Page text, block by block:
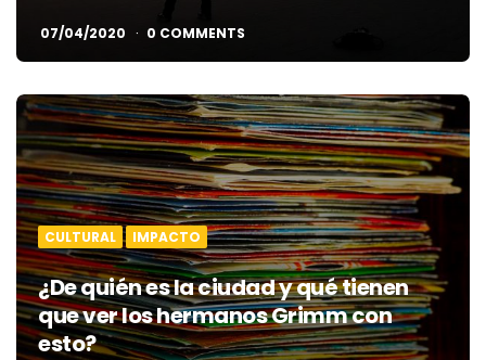
07/04/2020 0 COMMENTS
CULTURAL IMPACTO
¿De quién es la ciudad y qué tienen
que ver los hermanos Grimm con
esto?